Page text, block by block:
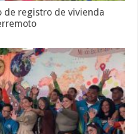
de registro de vivienda